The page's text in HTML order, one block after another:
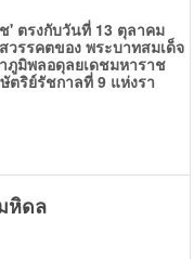
รงกับวันที่ 13 ตุลาคม
รรคตของ พระบาทสมเด็จ
ภูมิพลอดุลยเดชมหาราช
ตริย์รัชกาลที่ 9 แห่งรา
หิดล